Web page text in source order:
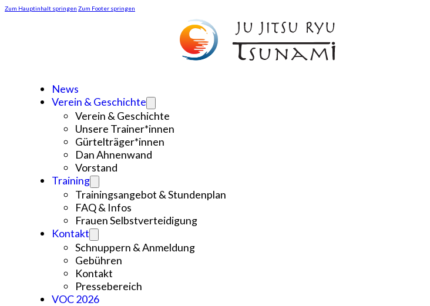
Zum Hauptinhalt springen Zum Footer springen
News
Verein & Geschichte
Verein & Geschichte
Unsere Trainer*innen
Gürtelträger*innen
Dan Ahnenwand
Vorstand
Training
Trainingsangebot & Stundenplan
FAQ & Infos
Frauen Selbstverteidigung
Kontakt
Schnuppern & Anmeldung
Gebühren
Kontakt
Pressebereich
VOC 2026